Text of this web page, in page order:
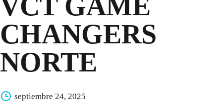
CHANGERS
NORTE
septiembre 24, 2025